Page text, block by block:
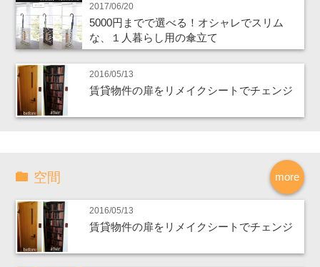
2017/06/20
5000円までで選べる！オシャレでスリム
な、１人暮らし用の傘立て
2016/05/13
賃貸物件の扉をリメイクシートでチェンジ
more
空間
2016/05/13
賃貸物件の扉をリメイクシートでチェンジ